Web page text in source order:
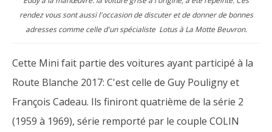
rendez vous sont aussi l'occasion de discuter et de donner de bonnes
adresses comme celle d'un spécialiste Lotus à La Motte Beuvron.
Cette Mini fait partie des voitures ayant participé à la
Route Blanche 2017: C'est celle de Guy Pouligny et
François Cadeau. Ils finiront quatrième de la série 2
(1959 à 1969), série remporté par le couple COLIN